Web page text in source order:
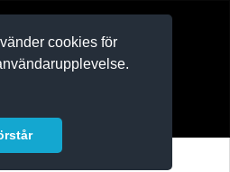
cookies för